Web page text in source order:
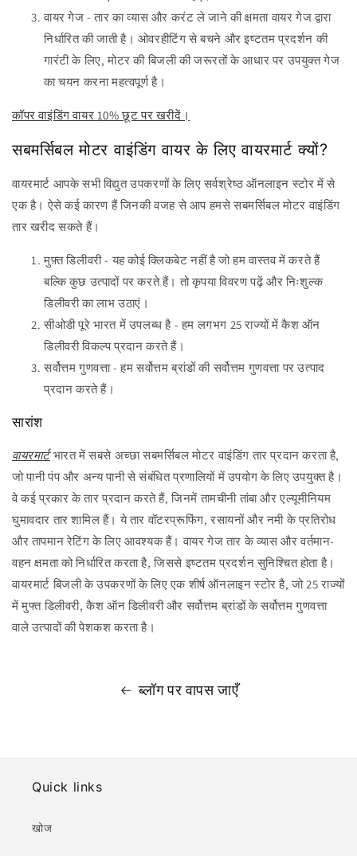
वायर गेज - तार का व्यास और करंट ले जाने की क्षमता वायर गेज द्वारा
निर्धारित की जाती है। ओवरहीटिंग से बचने और इष्टतम प्रदर्शन की
गारंटी के लिए, मोटर की बिजली की जरूरतों के आधार पर उपयुक्त गेज
का चयन करना महत्वपूर्ण है।
कॉपर वाइंडिंग वायर 10% छूट पर खरीदें।
सबमर्सिबल मोटर वाइंडिंग वायर के लिए वायरमार्ट क्यों?
वायरमार्ट आपके सभी विद्युत उपकरणों के लिए सर्वश्रेष्ठ ऑनलाइन स्टोर में से
एक है। ऐसे कई कारण हैं जिनकी वजह से आप हमसे सबमर्सिबल मोटर वाइंडिंग
तार खरीद सकते हैं।
मुफ़्त डिलीवरी - यह कोई क्लिकबेट नहीं है जो हम वास्तव में करते हैं
बल्कि कुछ उत्पादों पर करते हैं। तो कृपया विवरण पढ़ें और निःशुल्क
डिलीवरी का लाभ उठाएं।
सीओडी पूरे भारत में उपलब्ध है - हम लगभग 25 राज्यों में कैश ऑन
डिलीवरी विकल्प प्रदान करते हैं।
सर्वोत्तम गुणवत्ता - हम सर्वोत्तम ब्रांडों की सर्वोत्तम गुणवत्ता पर उत्पाद
प्रदान करते हैं।
सारांश
वायरमार्टभारत में सबसे अच्छा सबमर्सिबल मोटर वाइंडिंग तार प्रदान करता है,
जो पानी पंप और अन्य पानी से संबंधित प्रणालियों में उपयोग के लिए उपयुक्त है।
वे कई प्रकार के तार प्रदान करते हैं, जिनमें तामचीनी तांबा और एल्यूमीनियम
घुमावदार तार शामिल हैं। ये तार वॉटरप्रूफिंग, रसायनों और नमी के प्रतिरोध
और तापमान रेटिंग के लिए आवश्यक हैं। वायर गेज तार के व्यास और वर्तमान-
वहन क्षमता को निर्धारित करता है, जिससे इष्टतम प्रदर्शन सुनिश्चित होता है।
वायरमार्ट बिजली के उपकरणों के लिए एक शीर्ष ऑनलाइन स्टोर है, जो 25 राज्यों
में मुफ्त डिलीवरी, कैश ऑन डिलीवरी और सर्वोत्तम ब्रांडों के सर्वोत्तम गुणवत्ता
वाले उत्पादों की पेशकश करता है।
ब्लॉग पर वापस जाएँ
Quick links
खोज